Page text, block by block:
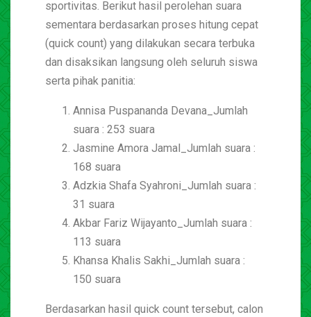
sportivitas. Berikut hasil perolehan suara
sementara berdasarkan proses hitung cepat
(quick count) yang dilakukan secara terbuka
dan disaksikan langsung oleh seluruh siswa
serta pihak panitia:
Annisa Puspananda Devana_Jumlah
suara : 253 suara
Jasmine Amora Jamal_Jumlah suara :
168 suara
Adzkia Shafa Syahroni_Jumlah suara :
31 suara
Akbar Fariz Wijayanto_Jumlah suara :
113 suara
Khansa Khalis Sakhi_Jumlah suara :
150 suara
Berdasarkan hasil quick count tersebut, calon